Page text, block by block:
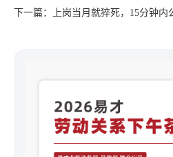
点问题一文读懂→
下一篇：上岗当月就猝死，15分钟